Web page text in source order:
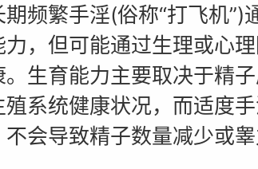
频繁手淫(俗称“打飞机”)
力，但可能通过生理或心
。生育能力主要取决于精
殖系统健康状况，而适度
会导致精子数量减少或睾